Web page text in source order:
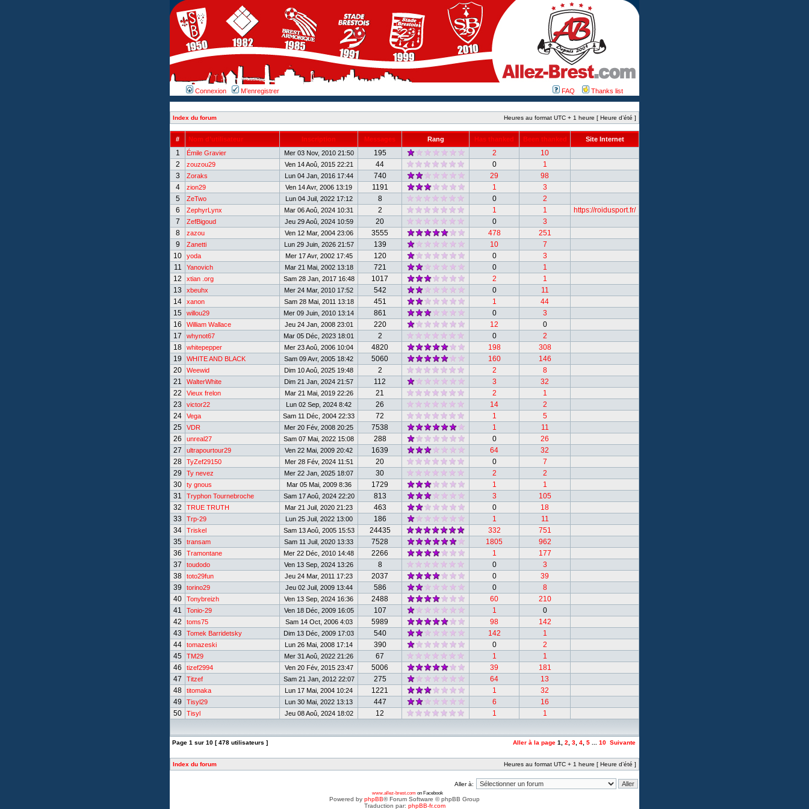
Connexion M’enregistrer FAQ Thanks list
Index du forum Heures au format UTC + 1 heure [ Heure d’été ]
# Nom d’utilisateur Inscription Messages Rang Has thanked Been thanked Site Internet
1 Émile Gravier Mer 03 Nov, 2010 21:50 195 2
10
2
zouzou29 Ven 14 Aoû, 2015 22:21 44 0
1
3
Zoraks Lun 04 Jan, 2016 17:44 740 29
98
4
zion29 Ven 14 Avr, 2006 13:19 1191 1
3
5
ZeTwo Lun 04 Juil, 2022 17:12 8 0
2
6
ZephyrLynx Mar 06 Aoû, 2024 10:31 2 1 1
https://roidusport.fr/
7
ZefBigoud Jeu 29 Aoû, 2024 10:59 20 0
3
8
zazou Ven 12 Mar, 2004 23:06 3555 478
251
9
Zanetti Lun 29 Juin, 2026 21:57 139 10
7
10
yoda Mer 17 Avr, 2002 17:45 120 0
3
11
Yanovich Mar 21 Mai, 2002 13:18 721 0
1
12
xtian .org Sam 28 Jan, 2017 16:48 1017 2
1
13
xbeuhx Mer 24 Mar, 2010 17:52 542 0
11
14
xanon Sam 28 Mai, 2011 13:18 451 1
44
15
willou29 Mer 09 Juin, 2010 13:14 861 0
3
16
William Wallace Jeu 24 Jan, 2008 23:01 220 12
0
17
whynot67 Mar 05 Déc, 2023 18:01 2 0
2
18
whitepepper Mer 23 Aoû, 2006 10:04 4820 198
308
19
WHITE AND BLACK Sam 09 Avr, 2005 18:42 5060 160
146
20
Weewid Dim 10 Aoû, 2025 19:48 2 2
8
21
WalterWhite Dim 21 Jan, 2024 21:57 112 3
32
22
Vieux frelon Mar 21 Mai, 2019 22:26 21 2
1
23
victor22 Lun 02 Sep, 2024 8:42 26 14
2
24
Vega Sam 11 Déc, 2004 22:33 72 1
5
25
VDR Mer 20 Fév, 2008 20:25 7538 1
11
26
unreal27 Sam 07 Mai, 2022 15:08 288 0
26
27
ultrapourtour29 Ven 22 Mai, 2009 20:42 1639 64
32
28
TyZef29150 Mer 28 Fév, 2024 11:51 20 0
7
29
Ty nevez Mer 22 Jan, 2025 18:07 30 2
2
30
ty gnous Mar 05 Mai, 2009 8:36 1729 1
1
31
Tryphon Tournebroche Sam 17 Aoû, 2024 22:20 813 3
105
32
TRUE TRUTH Mar 21 Juil, 2020 21:23 463 0
18
33
Trp-29 Lun 25 Juil, 2022 13:00 186 1
11
34
Triskel Sam 13 Aoû, 2005 15:53 24435 332
751
35
transam Sam 11 Juil, 2020 13:33 7528 1805
962
36
Tramontane Mer 22 Déc, 2010 14:48 2266 1
177
37
toudodo Ven 13 Sep, 2024 13:26 8 0
3
38
toto29fun Jeu 24 Mar, 2011 17:23 2037 0
39
39
torino29 Jeu 02 Juil, 2009 13:44 586 0
8
40
Tonybreizh Ven 13 Sep, 2024 16:36 2488 60
210
41
Tonio-29 Ven 18 Déc, 2009 16:05 107 1
0
42
toms75 Sam 14 Oct, 2006 4:03 5989 98
142
43
Tomek Barridetsky Dim 13 Déc, 2009 17:03 540 142
1
44
tomazeski Lun 26 Mai, 2008 17:14 390 0
2
45
TM29 Mer 31 Aoû, 2022 21:26 67 1
1
46
tizef2994 Ven 20 Fév, 2015 23:47 5006 39
181
47
Titzef Sam 21 Jan, 2012 22:07 275 64
13
48
titomaka Lun 17 Mai, 2004 10:24 1221 1
32
49
Tisyl29 Lun 30 Mai, 2022 13:13 447 6
16
50
Tisyl Jeu 08 Aoû, 2024 18:02 12 1 1
Page 1 sur 10 [ 478 utilisateurs ] Aller à la page 1 2 3 4 5 10 Suivante
Index du forum Heures au format UTC + 1 heure [ Heure d’été ]
Aller à:
www.allez-brest.com on Facebook
Powered by phpBB® Forum Software © phpBB Group
Traduction par: phpBB-fr.com